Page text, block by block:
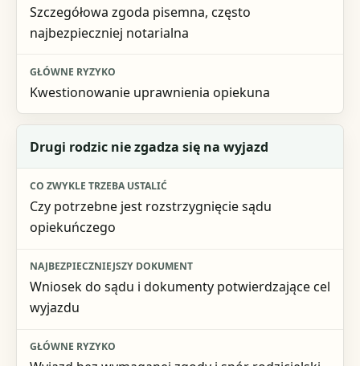
Szczegółowa zgoda pisemna, często
najbezpieczniej notarialna
Kwestionowanie uprawnienia opiekuna
Drugi rodzic nie zgadza się na wyjazd
Czy potrzebne jest rozstrzygnięcie sądu
opiekuńczego
Wniosek do sądu i dokumenty potwierdzające cel
wyjazdu